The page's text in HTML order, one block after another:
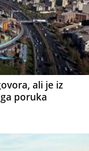
ali je iz
poruka